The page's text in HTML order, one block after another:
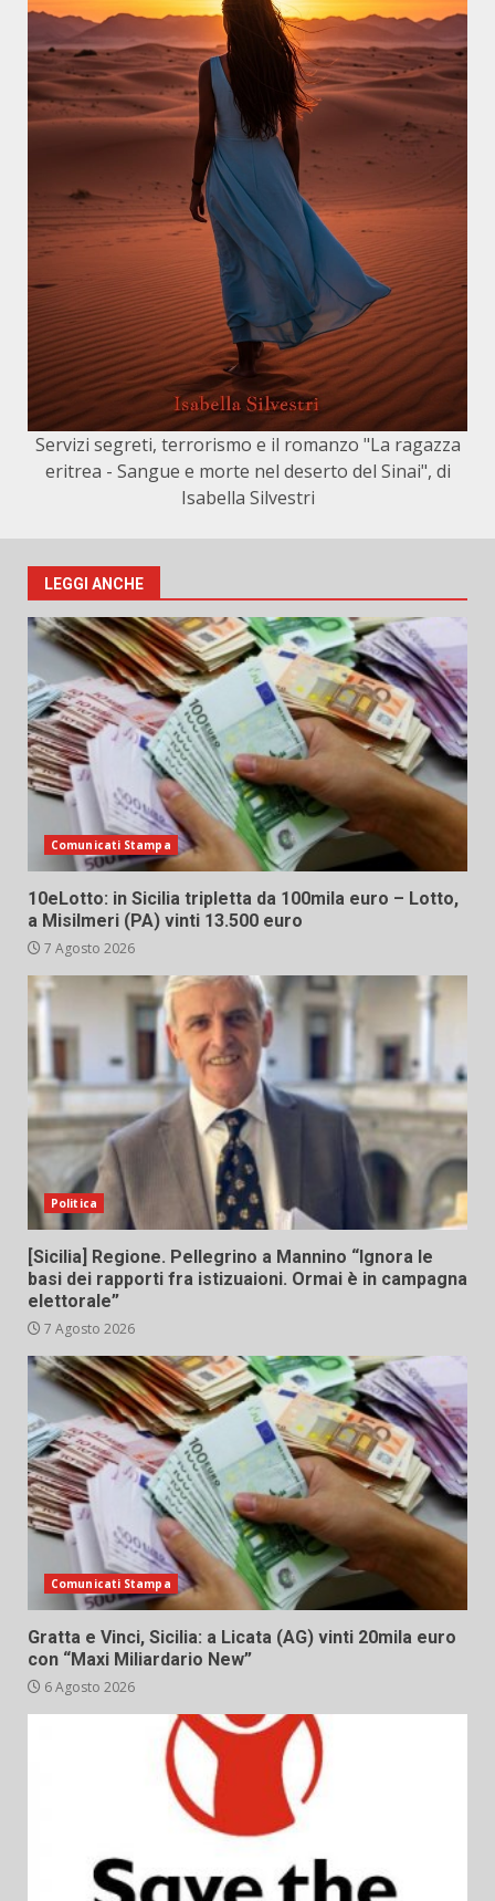
Servizi segreti, terrorismo e il romanzo "La ragazza
eritrea - Sangue e morte nel deserto del Sinai", di
Isabella Silvestri
LEGGI ANCHE
Comunicati Stampa
10eLotto: in Sicilia tripletta da 100mila euro – Lotto,
a Misilmeri (PA) vinti 13.500 euro
7 Agosto 2026
Politica
[Sicilia] Regione. Pellegrino a Mannino “Ignora le
basi dei rapporti fra istizuaioni. Ormai è in campagna
elettorale”
7 Agosto 2026
Comunicati Stampa
Gratta e Vinci, Sicilia: a Licata (AG) vinti 20mila euro
con “Maxi Miliardario New”
6 Agosto 2026